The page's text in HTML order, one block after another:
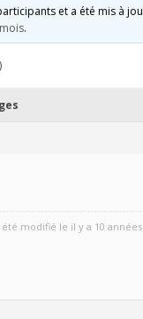
et a été mis à
.
été modifié le il y a 10